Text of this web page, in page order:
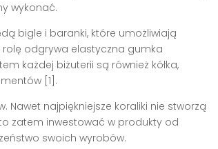
wykonać.
bigle i baranki, które umożliwiają
rolę odgrywa elastyczna gumka
każdej biżuterii są również kółka,
[1].
Nawet najpiękniejsze koraliki nie stworzą
zatem inwestować w produkty od
swoich wyrobów.